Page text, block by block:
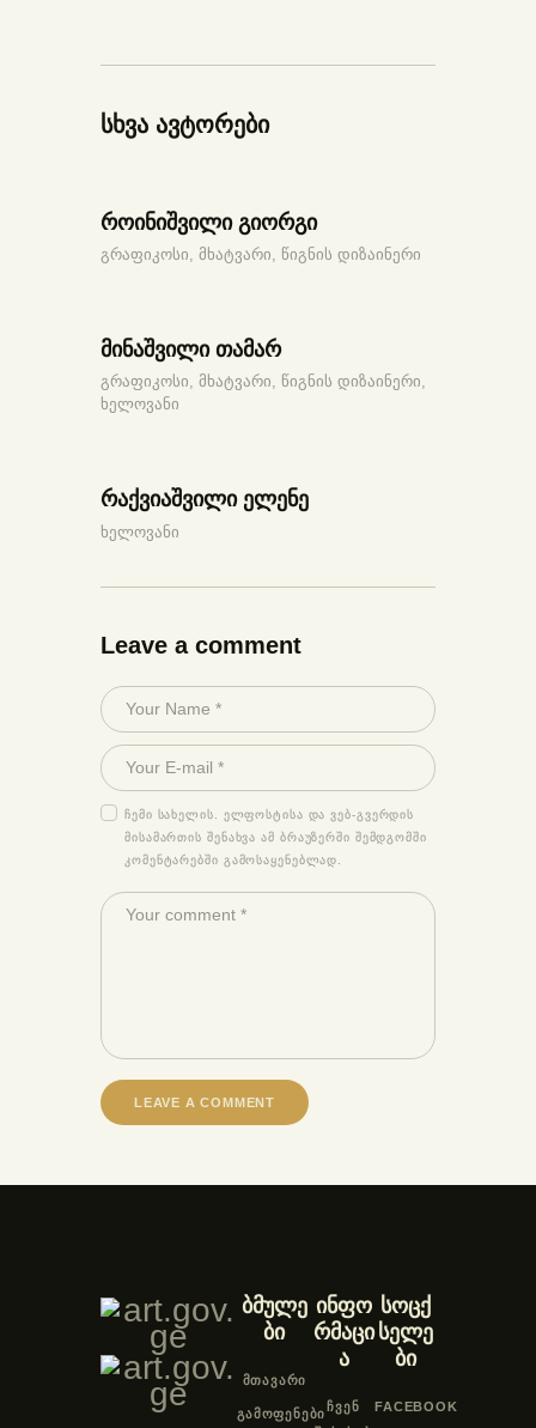
სხვა ავტორები
როინიშვილი გიორგი
გრაფიკოსი, მხატვარი, წიგნის დიზაინერი
მინაშვილი თამარ
გრაფიკოსი, მხატვარი, წიგნის დიზაინერი,
ხელოვანი
რაქვიაშვილი ელენე
ხელოვანი
Leave a comment
ᲩᲔᲛᲘ ᲡᲐᲮᲔᲚᲘᲡ. ᲔᲚᲤᲝᲡᲢᲘᲡᲐ ᲓᲐ ᲕᲔᲑ-ᲒᲕᲔᲠᲓᲘᲡ
ᲛᲘᲡᲐᲛᲐᲠᲗᲘᲡ ᲨᲔᲜᲐᲮᲕᲐ ᲐᲛ ᲑᲠᲐᲣᲖᲔᲠᲨᲘ ᲨᲔᲛᲓᲒᲝᲛᲨᲘ
ᲙᲝᲛᲔᲜᲢᲐᲠᲔᲑᲨᲘ ᲒᲐᲛᲝᲡᲐᲧᲔᲜᲔᲑᲚᲐᲓ.
ბმულე
ბი
ᲛᲗᲐᲕᲐᲠᲘ
ᲒᲐᲛᲝᲤᲔᲜᲔᲑᲘ
ინფო
რმაცი
ა
ᲩᲕᲔᲜ
სოცქ
სელე
ბი
FACEBOOK